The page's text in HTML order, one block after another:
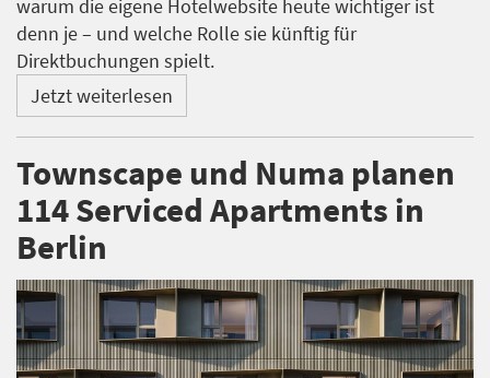
warum die eigene Hotelwebsite heute wichtiger ist
denn je – und welche Rolle sie künftig für
Direktbuchungen spielt.
Jetzt weiterlesen
Townscape und Numa planen
114 Serviced Apartments in
Berlin